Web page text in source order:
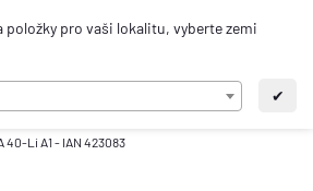
položky pro vaši lokalitu, vyberte zemi
✔
CS
40-Li A1 - IAN 423083